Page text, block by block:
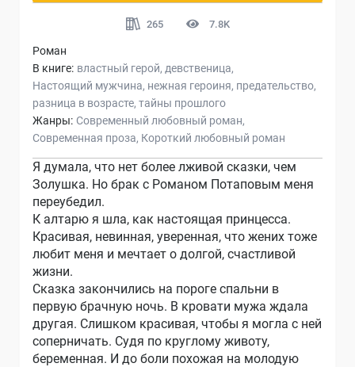
265 7.8K
Роман
В книге: властный герой девственица
Настоящий мужчина нежная героиня предательство
разница в возрасте тайны прошлого
Жанры: Современный любовный роман
Современная проза Короткий любовный роман
Я думала, что нет более лживой сказки, чем
Золушка. Но брак с Романом Потаповым меня
переубедил.
К алтарю я шла, как настоящая принцесса.
Красивая, невинная, уверенная, что жених тоже
любит меня и мечтает о долгой, счастливой
жизни.
Сказка закончились на пороге спальни в
первую брачную ночь. В кровати мужа ждала
другая. Слишком красивая, чтобы я могла с ней
соперничать. Судя по круглому животу,
беременная. И до боли похожая на молодую